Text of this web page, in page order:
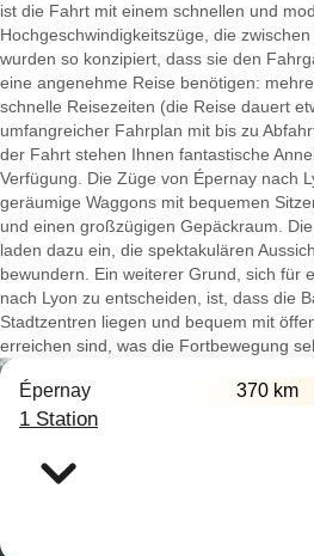
ist die Fahrt mit einem schnellen und
Hochgeschwindigkeitszüge, die
wurden so konzipiert, dass sie den
eine angenehme Reise benötigen:
schnelle Reisezeiten (die Reise dauert
umfangreicher Fahrplan mit bis zu
der Fahrt stehen Ihnen fantastische
Verfügung. Die Züge von Épernay nach
geräumige Waggons mit bequemen
und einen großzügigen Gepäckraum.
laden dazu ein, die spektakulären
bewundern. Ein weiterer Grund, sich für
nach Lyon zu entscheiden, ist, dass die
Stadtzentren liegen und bequem mit
erreichen sind, was die Fortbewegung
Épernay 370 km
1 Station